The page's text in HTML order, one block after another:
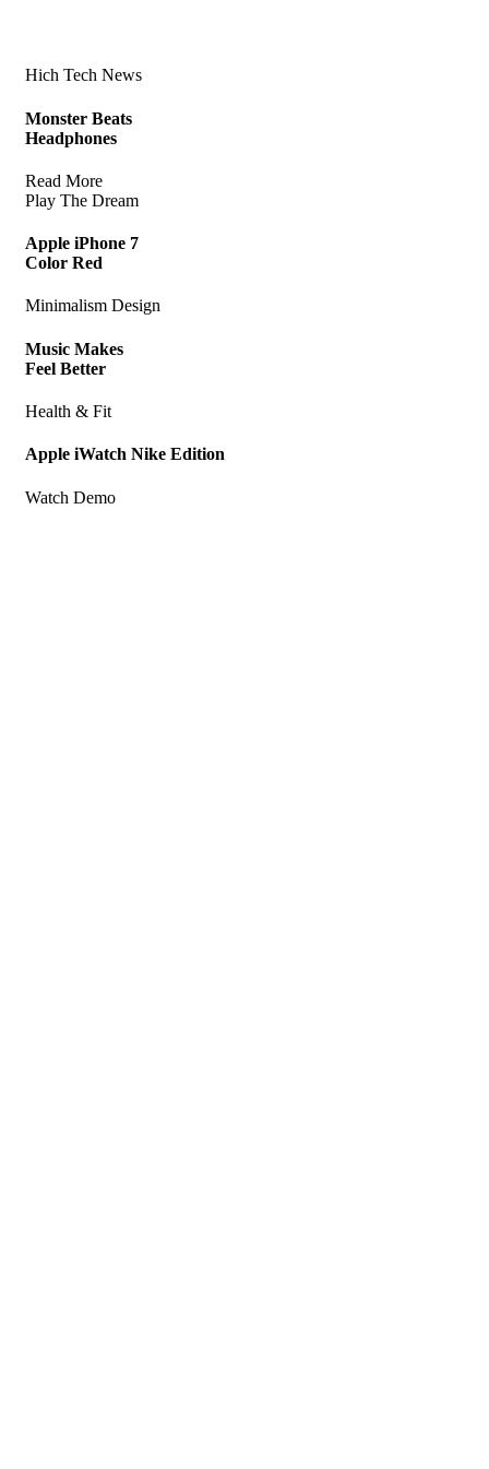
Hich Tech News
Monster Beats
Headphones
Read More
Play The Dream
Apple iPhone 7
Color Red
Minimalism Design
Music Makes
Feel Better
Health & Fit
Apple iWatch Nike Edition
Watch Demo